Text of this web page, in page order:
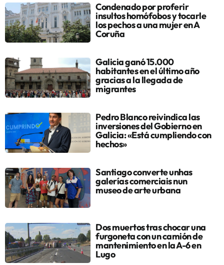
Condenado por proferir
insultos homófobos y tocarle
los pechos a una mujer en A
Coruña
Galicia ganó 15.000
habitantes en el último año
gracias a la llegada de
migrantes
Pedro Blanco reivindica las
inversiones del Gobierno en
Galicia: «Está cumpliendo con
hechos»
Santiago converte unhas
galerías comerciais nun
museo de arte urbana
Dos muertos tras chocar una
furgoneta con un camión de
mantenimiento en la A-6 en
Lugo